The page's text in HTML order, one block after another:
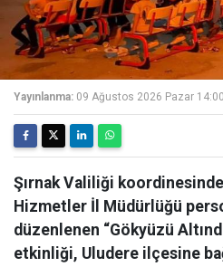
Yayınlanma: 09 Ağustos 2026 Pazar 14:00
Şırnak Valiliği
Hizmetler İl Müdürlüğü
düzenlenen “Gökyüzü
etkinliği, Uludere ilçesine